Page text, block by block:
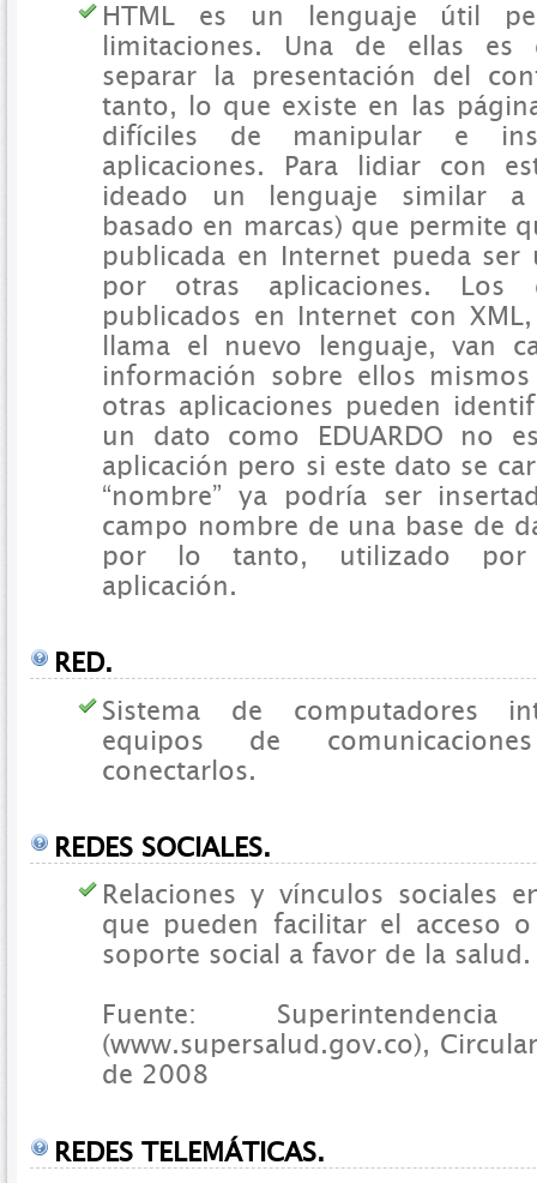
HTML es un lenguaje útil
limitaciones. Una de ellas
separar la presentación del
tanto, lo que existe en las
difíciles de manipular e
aplicaciones. Para lidiar con
ideado un lenguaje similar a
basado en marcas) que permite
publicada en Internet pueda ser
por otras aplicaciones. Los
publicados en Internet con
llama el nuevo lenguaje, van
información sobre ellos
otras aplicaciones pueden
un dato como EDUARDO no
aplicación pero si este dato se
“nombre” ya podría ser
campo nombre de una base de
por lo tanto, utilizado por
aplicación.
RED.
Sistema de computadores
equipos de
conectarlos.
REDES SOCIALES.
Relaciones y vínculos sociales
que pueden facilitar el acceso
soporte social a favor de la salud.
Fuente:
(www.supersalud.gov.co),
de 2008
REDES TELEMÁTICAS.